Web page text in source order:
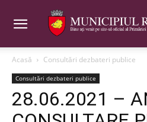
Acasă Consultări dezbateri publice
Consultări dezbateri publice
28.06.2021 –